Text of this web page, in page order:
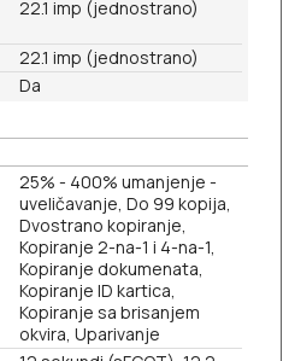
22.1 imp (jednostrano)
22.1 imp (jednostrano)
Da
25% - 400% umanjenje -
uveličavanje, Do 99 kopija,
Dvostrano kopiranje,
Kopiranje 2-na-1 i 4-na-1,
Kopiranje dokumenata,
Kopiranje ID kartica,
Kopiranje sa brisanjem
okvira, Uparivanje